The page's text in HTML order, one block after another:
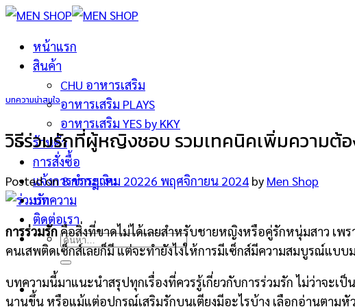
ข้าม
เนื้อหา
หน้าแรก
สินค้า
CHU อาหารเสริม
อาหารเสริม PLAYS
อาหารเสริม YES by KKY
ร้านค้า
การสั่งซื้อ
แจ้งการชำระเงิน
บทความ
ติดต่อเรา
ค้นหา:
บทความน่าสนใจ
วิธีร่วมรักที่ผู้หญิงชอบ รวมเทคนิคเพิ่มความต้
Posted on8 กรกฎาคม 20226 พฤศจิกายน 2024 by Men Shop
การร่วมรักคือสิ่งที่ขาดไม่ได้เลยสำหรับชายหญิงหรือคู่รักหนุ่มสาว เพ
คนเสพติดเซ็กส์เลยก็มี แต่จะทำยังไงให้การมีเซ็กส์มีความสมบูรณ์แบ
บทความนี้มาแนะนำสรุปทุกเรื่องที่ควรรู้เกี่ยวกับการร่วมรัก ไม่ว่าจะเป็น
นานขึ้น หรือแม้แต่อุปกรณ์เสริมรักบนเตียงมีอะไรบ้าง เลือกอ่านตามหั